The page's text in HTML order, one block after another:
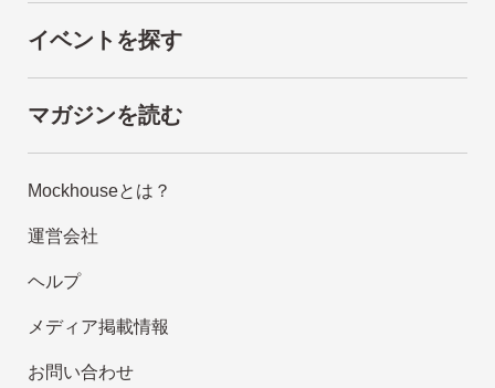
イベントを探す
マガジンを読む
Mockhouseとは？
運営会社
ヘルプ
メディア掲載情報
お問い合わせ